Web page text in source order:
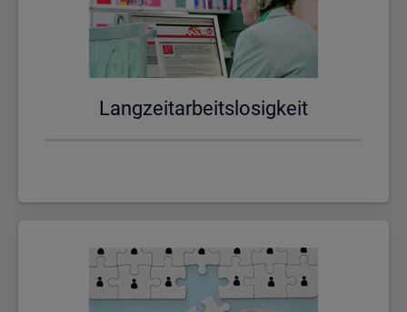
Lang­zeit­ar­beits­lo­sig­keit